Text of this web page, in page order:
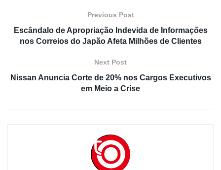
Previous Post
Escândalo de Apropriação Indevida de Informações
nos Correios do Japão Afeta Milhões de Clientes
Next Post
Nissan Anuncia Corte de 20% nos Cargos Executivos
em Meio a Crise